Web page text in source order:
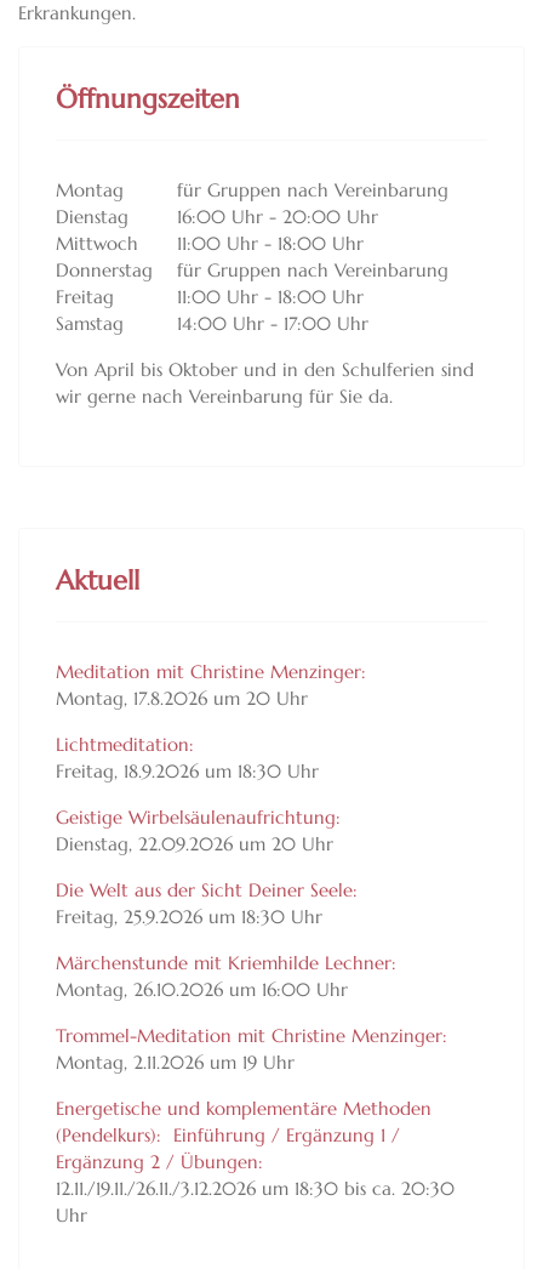
Erkrankungen.
Öffnungszeiten
Montag
für Gruppen nach Vereinbarung
Dienstag
16:00 Uhr - 20:00 Uhr
Mittwoch
11:00 Uhr - 18:00 Uhr
Donnerstag
für Gruppen nach Vereinbarung
Freitag
11:00 Uhr - 18:00 Uhr
Samstag
14:00 Uhr - 17:00 Uhr
Von April bis Oktober und in den Schulferien sind
wir gerne nach Vereinbarung für Sie da.
Aktuell
Meditation mit Christine Menzinger:
Montag, 17.8.2026 um 20 Uhr
Lichtmeditation:
Freitag, 18.9.2026 um 18:30 Uhr
Geistige Wirbelsäulenaufrichtung:
Dienstag, 22.09.2026 um 20 Uhr
Die Welt aus der Sicht Deiner Seele:
Freitag, 25.9.2026 um 18:30 Uhr
Märchenstunde mit Kriemhilde Lechner:
Montag, 26.10.2026 um 16:00 Uhr
Trommel-Meditation mit Christine Menzinger:
Montag, 2.11.2026 um 19 Uhr
Energetische und komplementäre Methoden
(Pendelkurs): Einführung / Ergänzung 1 /
Ergänzung 2 / Übungen:
12.11./19.11./26.11./3.12.2026 um 18:30 bis ca. 20:30
Uhr